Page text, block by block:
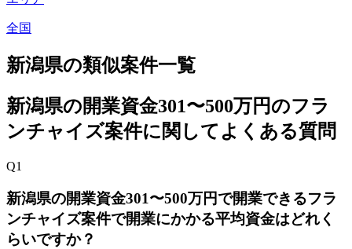
全国
新潟県の類似案件一覧
新潟県の開業資金301〜500万円のフラ
ンチャイズ案件に関してよくある質問
Q1
新潟県の開業資金301〜500万円で開業できるフラ
ンチャイズ案件で開業にかかる平均資金はどれく
らいですか？